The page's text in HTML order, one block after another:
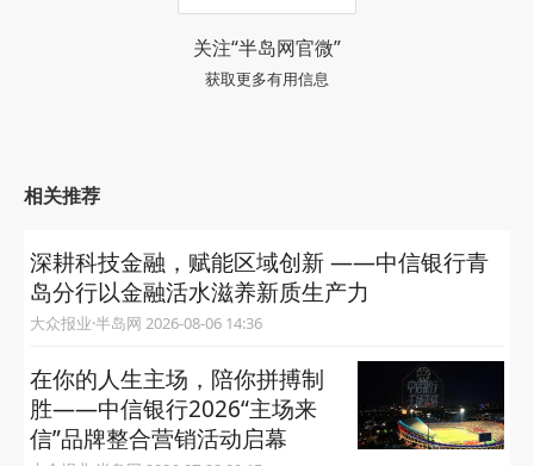
关注“半岛网官微”
获取更多有用信息
相关推荐
深耕科技金融，赋能区域创新 ——中信银行青
岛分行以金融活水滋养新质生产力
大众报业·半岛网 2026-08-06 14:36
在你的人生主场，陪你拼搏制
胜——中信银行2026“主场来
信”品牌整合营销活动启幕